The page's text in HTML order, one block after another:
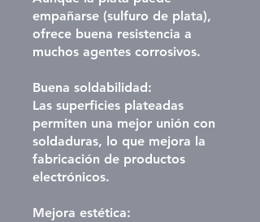
empañarse (sulfuro de plata),
ofrece buena resistencia a
muchos agentes corrosivos.
Buena soldabilidad:
Las superficies plateadas
permiten una mejor unión con
soldaduras, lo que mejora la
fabricación de productos
electrónicos.
Mejora estética: